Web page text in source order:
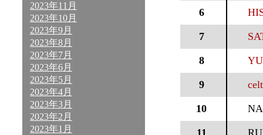
2023年11月
2023年10月
2023年9月
2023年8月
2023年7月
2023年6月
2023年5月
2023年4月
2023年3月
2023年2月
2023年1月
6
7
8
9
10
11